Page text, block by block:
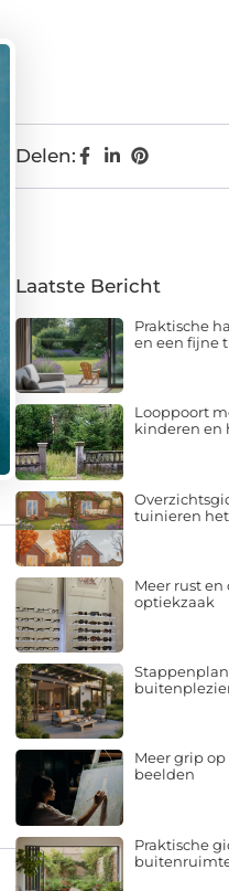
Delen:
Laatste Bericht
Praktische
en een fijne
Looppoort
kinderen en
tuinieren
Meer rust
optiekzaak
Meer grip
beelden
Praktische